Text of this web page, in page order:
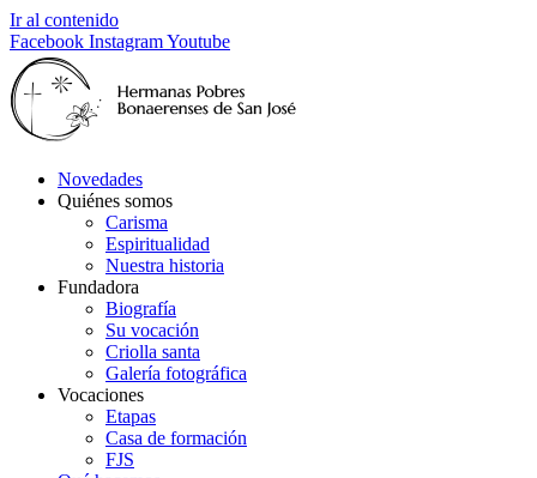
Ir al contenido
Facebook InstagramYoutube
Novedades
Quiénes somos
Carisma
Espiritualidad
Nuestra historia
Fundadora
Biografía
Su vocación
Criolla santa
Galería fotográfica
Vocaciones
Etapas
Casa de formación
FJS